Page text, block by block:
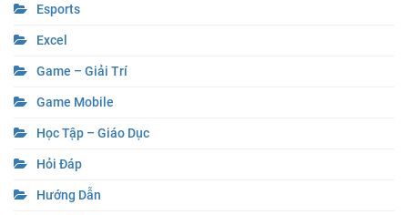
Esports
Excel
Game – Giải Trí
Game Mobile
Học Tập – Giáo Dục
Hỏi Đáp
Hướng Dẫn